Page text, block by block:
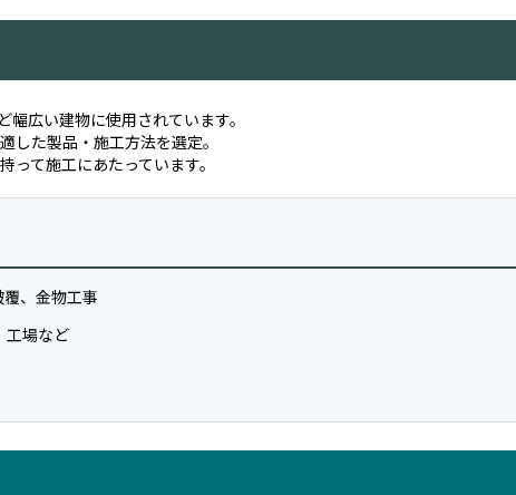
広い建物に使用されています。
した製品・施工方法を選定。
て施工にあたっています。
、金物工事
工場など